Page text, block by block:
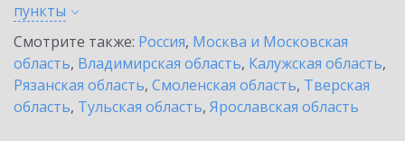
пункты
Смотрите также: Россия, Москва и Московская
область, Владимирская область, Калужская область,
Рязанская область, Смоленская область, Тверская
область, Тульская область, Ярославская область